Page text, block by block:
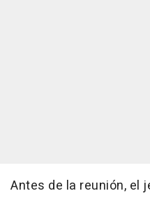
Antes de la reunión, el